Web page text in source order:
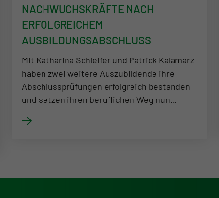
NACHWUCHSKRÄFTE NACH
ERFOLGREICHEM
AUSBILDUNGSABSCHLUSS
Mit Katharina Schleifer und Patrick Kalamarz
haben zwei weitere Auszubildende ihre
Abschlussprüfungen erfolgreich bestanden
und setzen ihren beruflichen Weg nun…